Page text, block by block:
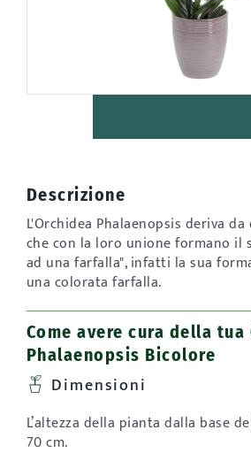
Descrizione
L'Orchidea Phalaenopsis deriva
che con la loro unione formano il
ad una farfalla", infatti la sua
una colorata farfalla.
Come avere cura della tua
Phalaenopsis Bicolore
Dimensioni
L’altezza della pianta dalla base
70 cm.